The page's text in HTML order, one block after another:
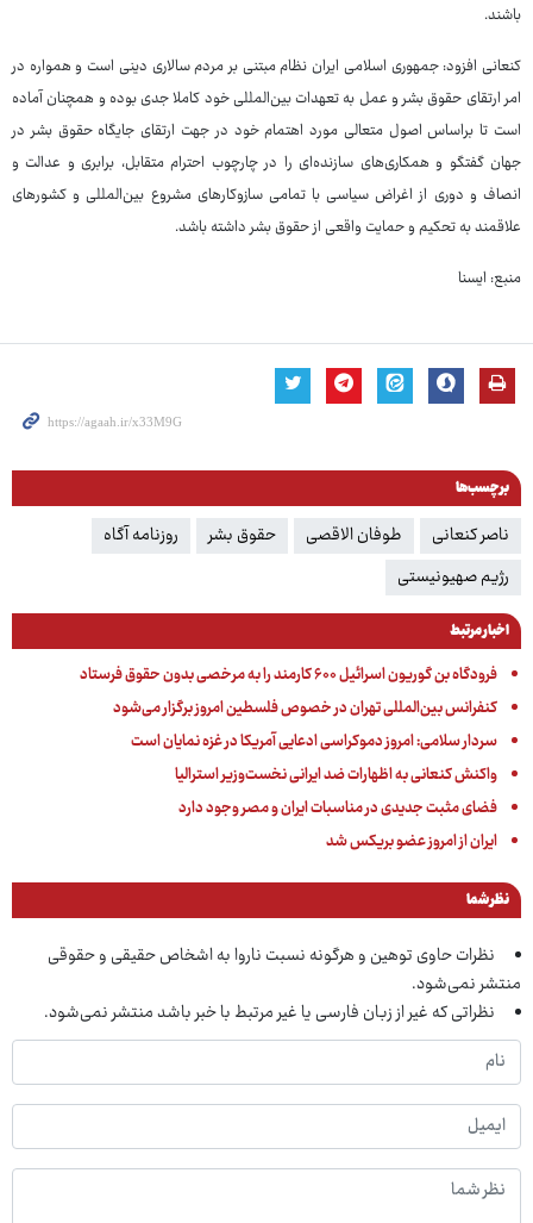
باشند.
کنعانی افزود: جمهوری اسلامی ایران نظام مبتنی بر مردم سالاری دینی است و همواره در
امر ارتقای حقوق بشر و عمل به تعهدات بین‌المللی خود کاملا جدی بوده و همچنان آماده
است تا براساس اصول متعالی مورد اهتمام خود در جهت ارتقای جایگاه حقوق بشر در
جهان گفتگو و همکاری‌های سازنده‌ای را در چارچوب احترام متقابل، برابری و عدالت و
انصاف و دوری از اغراض سیاسی با تمامی سازوکارهای مشروع بین‌المللی و کشورهای
علاقمند به تحکیم و حمایت واقعی از حقوق بشر داشته باشد.
منبع: ایسنا
برچسب‌ها
ناصر کنعانی طوفان الاقصی حقوق بشر
روزنامه آگاه
رژیم صهیونیستی
اخبار مرتبط
فرودگاه بن گوریون اسرائیل ۶۰۰ کارمند را به مرخصی بدون حقوق فرستاد
کنفرانس بین‌المللی تهران در خصوص فلسطین امروز برگزار ‌می‌شود
سردار سلامی: امروز دموکراسی ادعایی آمریکا در غزه نمایان است
واکنش کنعانی به اظهارات ضد ایرانی نخست‌وزیر استرالیا
فضای مثبت جدیدی در مناسبات ایران و مصر وجود دارد
ایران از امروز عضو بریکس شد
نظر شما
نظرات حاوی توهین و هرگونه نسبت ناروا به اشخاص حقیقی و حقوقی
منتشر نمی‌شود.
نظراتی که غیر از زبان فارسی یا غیر مرتبط با خبر باشد منتشر نمی‌شود.